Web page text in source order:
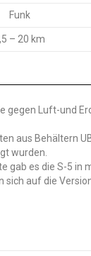
Funk
– 20 km
gegen Luft-und
aus Behältern
wurden.
gab es die S-5
auf die